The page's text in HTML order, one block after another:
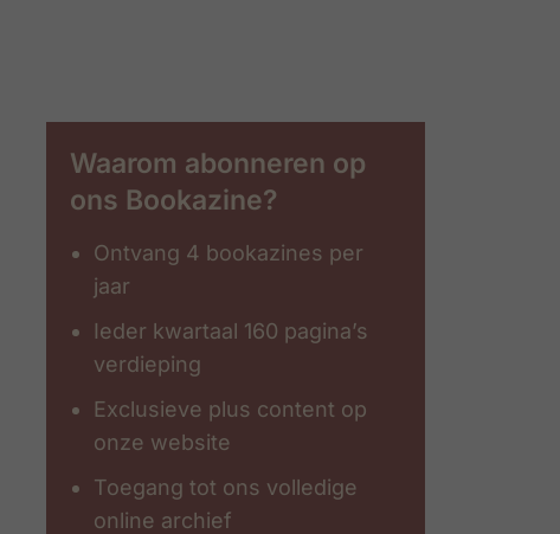
Waarom abonneren op
ons Bookazine?
Ontvang 4 bookazines per
jaar
Ieder kwartaal 160 pagina’s
verdieping
Exclusieve plus content op
onze website
Toegang tot ons volledige
online archief